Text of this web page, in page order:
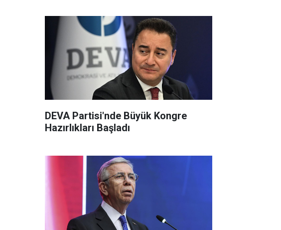
DEVA Partisi'nde Büyük Kongre
Hazırlıkları Başladı